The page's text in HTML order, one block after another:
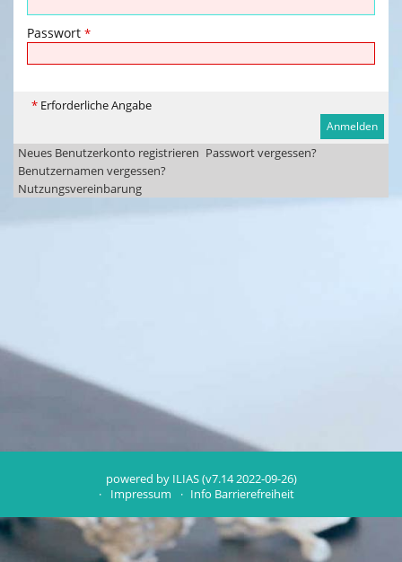
Passwort *
* Erforderliche Angabe
Neues Benutzerkonto registrieren Passwort vergessen?
Benutzernamen vergessen?
Nutzungsvereinbarung
powered by ILIAS (v7.14 2022-09-26)
Impressum
Info Barrierefreiheit